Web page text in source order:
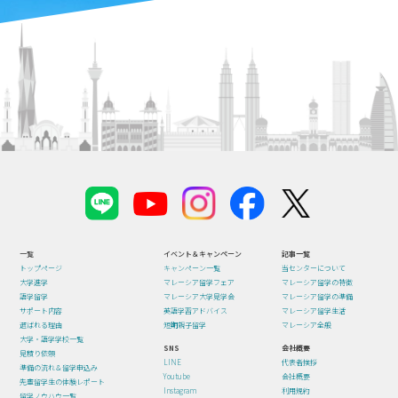
一覧
トップページ
大学進学
語学留学
サポート内容
選ばれる理由
大学・語学学校一覧
見積り依頼
準備の流れ＆留学申込み
先輩留学生の体験レポート
留学ノウハウ一覧
イベント＆キャンペーン
キャンペーン一覧
マレーシア留学フェア
マレーシア大学見学会
英語学習アドバイス
短期親子留学
記事一覧
当センターについて
マレーシア留学の特徴
マレーシア留学の準備
マレーシア留学生活
マレーシア全般
SNS
LINE
Youtube
Instagram
会社概要
代表者挨拶
会社概要
利用規約